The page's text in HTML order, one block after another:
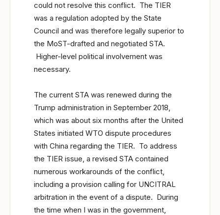
could not resolve this conflict. The TIER
was a regulation adopted by the State
Council and was therefore legally superior to
the MoST-drafted and negotiated STA.
Higher-level political involvement was
necessary.
The current STA was renewed during the
Trump administration in September 2018,
which was about six months after the United
States initiated WTO dispute procedures
with China regarding the TIER. To address
the TIER issue, a revised STA contained
numerous workarounds of the conflict,
including a provision calling for UNCITRAL
arbitration in the event of a dispute. During
the time when I was in the government,